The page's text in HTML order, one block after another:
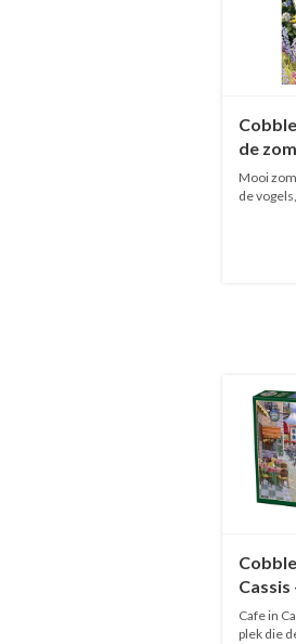
de
stukjes
Mooi
de
Cassis
Cafe in
plek die